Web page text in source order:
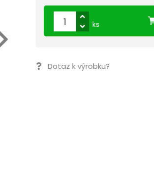
ks
Dotaz k výrobku?